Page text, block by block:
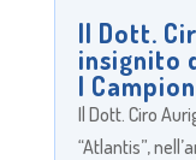
Il Dott.
insignito
I
Il Dott. Ciro
“Atlantis”,